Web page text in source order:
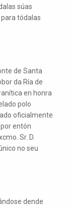
súas
tódalas
de Santa
da Ría de
en honra
polo
oficialmente
entón
Sr. D.
no seu
dende